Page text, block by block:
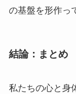
の基盤を形作っ
結論：まとめ
私たちの心と身